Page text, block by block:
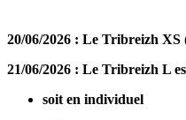
20/06/2026 : Le Tribreizh
21/06/2026 : Le Tribreizh L
soit en individuel